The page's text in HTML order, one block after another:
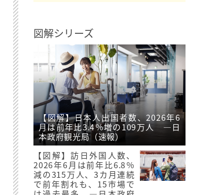
図解シリーズ
【図解】日本人出国者数、2026年6
月は前年比3.4％増の109万人 ―日
本政府観光局（速報）
【図解】訪日外国人数、
2026年6月は前年比6.8％
減の315万人、3カ月連続
で前年割れも、15市場で